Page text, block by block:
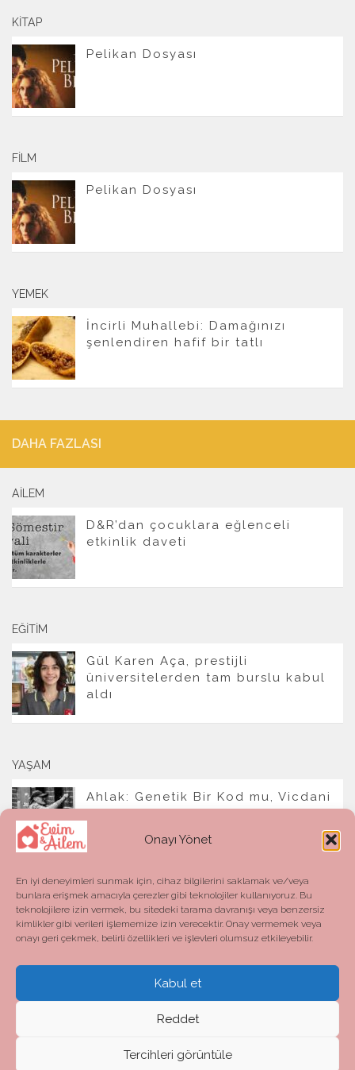
Onayı Yönet
En iyi deneyimleri sunmak için, cihaz bilgilerini saklamak ve/veya
bunlara erişmek amacıyla çerezler gibi teknolojiler kullanıyoruz. Bu
teknolojilere izin vermek, bu sitedeki tarama davranışı veya benzersiz
kimlikler gibi verileri işlememize izin verecektir. Onay vermemek veya
onayı geri çekmek, belirli özellikleri ve işlevleri olumsuz etkileyebilir.
Kabul et
Reddet
Tercihleri görüntüle
KITAP
Pelikan Dosyası
FILM
Pelikan Dosyası
YEMEK
İncirli Muhallebi: Damağınızı
şenlendiren hafif bir tatlı
DAHA FAZLASI
AILEM
D&R’dan çocuklara eğlenceli
etkinlik daveti
EĞITIM
Gül Karen Aça, prestijli
üniversitelerden tam burslu kabul
aldı
YAŞAM
Ahlak: Genetik Bir Kod mu, Vicdani
Bir Refleks mi?
Evim ve Ailem © 2026. All Rights Reserved.